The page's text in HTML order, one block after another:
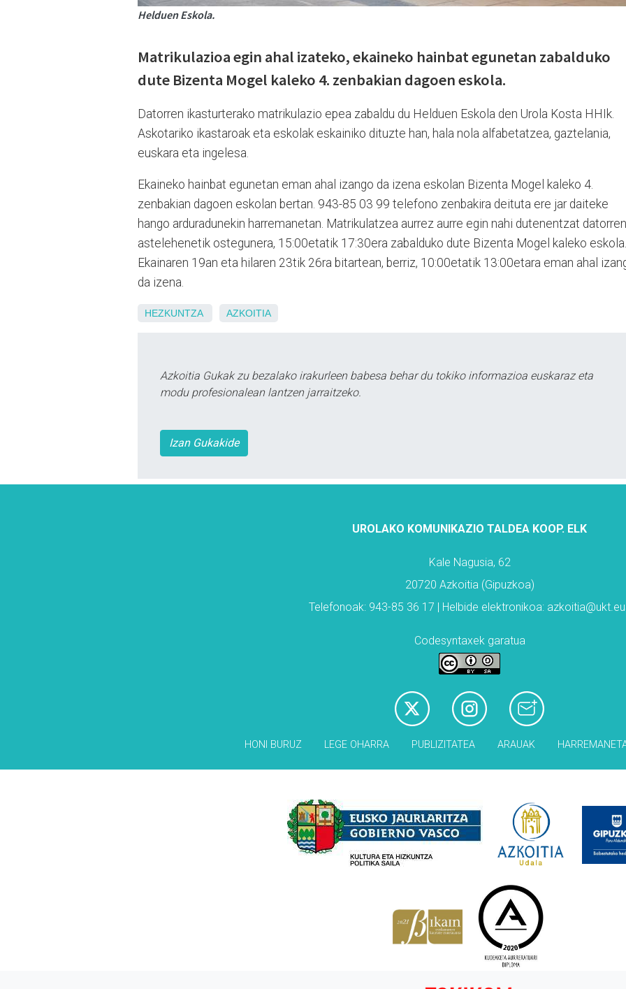
Helduen Eskola.
Matrikulazioa egin ahal izateko, ekaineko hainbat egunetan zabalduko
dute Bizenta Mogel kaleko 4. zenbakian dagoen eskola.
Datorren ikasturterako matrikulazio epea zabaldu du Helduen Eskola den Urola Kosta HHIk.
Askotariko ikastaroak eta eskolak eskainiko dituzte han, hala nola alfabetatzea, gaztelania,
euskara eta ingelesa.
Ekaineko hainbat egunetan eman ahal izango da izena eskolan Bizenta Mogel kaleko 4.
zenbakian dagoen eskolan bertan. 943-85 03 99 telefono zenbakira deituta ere jar daiteke
hango arduradunekin harremanetan. Matrikulatzea aurrez aurre egin nahi dutenentzat datorren
astelehenetik ostegunera, 15:00etatik 17:30era zabalduko dute Bizenta Mogel kaleko eskola.
Ekainaren 19an eta hilaren 23tik 26ra bitartean, berriz, 10:00etatik 13:00etara eman ahal
da izena.
HEZKUNTZA AZKOITIA
Azkoitia Gukak zu bezalako irakurleen babesa behar du tokiko informazioa euskaraz eta
modu profesionalean lantzen jarraitzeko.
Izan Gukakide
UROLAKO KOMUNIKAZIO TALDEA KOOP. ELK
Kale Nagusia, 62
20720 Azkoitia (Gipuzkoa)
Telefonoak: 943-85 36 17 | Helbide elektronikoa:
Codesyntaxek garatua
HONI BURUZ LEGE OHARRA PUBLIZITATEA ARAUAK